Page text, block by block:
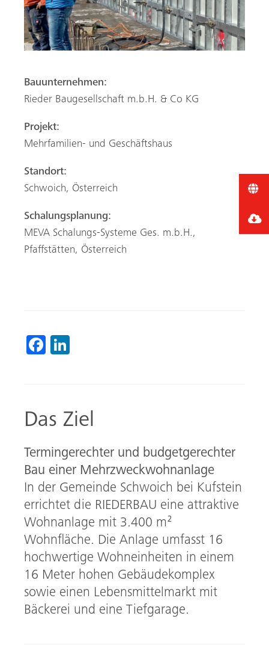
Das Ziel
Termingerechter und budgetgerechter
Bau einer Mehrzweckwohnanlage
In der Gemeinde Schwoich bei Kufstein
errichtet die RIEDERBAU eine attraktive
Wohnanlage mit 3.400 m²
Wohnfläche. Die Anlage umfasst 16
hochwertige Wohneinheiten in einem
16 Meter hohen Gebäudekomplex
sowie einen Lebensmittelmarkt mit
Bäckerei und eine Tiefgarage.
Bauunternehmen:
Rieder Baugesellschaft m.b.H. & Co KG
Projekt:
Mehrfamilien- und Geschäftshaus
Standort:
Schwoich, Österreich
Schalungsplanung:
MEVA Schalungs-Systeme Ges. m.b.H.,
Pfaffstätten, Österreich
Fa
ok